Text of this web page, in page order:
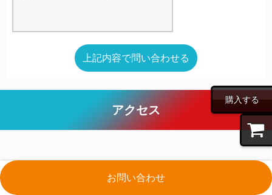
購入する
お問い合わせ
上記内容で問い合わせる
アクセス